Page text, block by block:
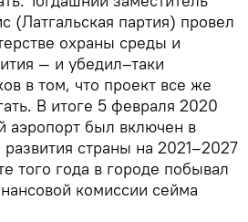
(Латгальская партия) провел
охраны среды и
— и убедил–таки
в том, что проект все же
В итоге 5 февраля 2020
аэропорт был включен в
страны на 2021–2027
того года в городе побывал
комиссии сейма